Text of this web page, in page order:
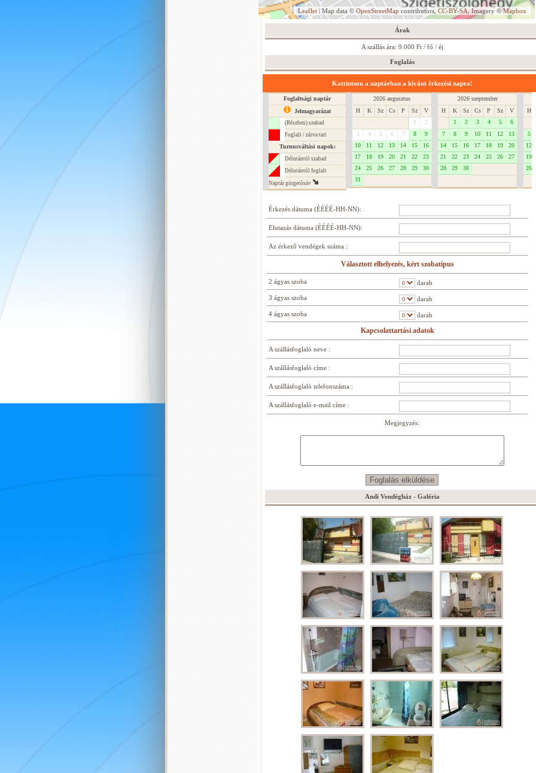
Leaflet | Map data © OpenStreetMap contributors, CC-BY-SA, Imagery ©Mapbox
Árak
A szállás ára: 9.000 Ft / fő / éj
Foglalás
Kattintson a naptárban a kívánt érkezési napra!
Foglaltsági naptár
Jelmagyarázat
(Részben) szabad
Foglalt / zárva tart
Turnusváltási napok:
Délutántól szabad
Délutántól foglalt
Naptár görgetôsáv
2026 augusztus
H
K Sz Cs P Sz
V
1
2
3
4 5 6 7 8
9
10
11 12 13 14 15
16
17
18 19 20 21 22
23
24
25 26 27 28 29
30
31
2026 szeptember
H
K Sz Cs P Sz
V
1
2 3 4 5
6
7
8 9 10 11 12
13
14
15 16 17 18 19
20
21
22 23 24 25 26
27
28
29 30
H
5
12
19
26
Érkezés dátuma (ÉÉÉÉ-HH-NN):
Elutazás dátuma (ÉÉÉÉ-HH-NN):
Az érkező vendégek száma :
Választott elhelyezés, kért szobatípus
2 ágyas szoba darab
3 ágyas szoba darab
4 ágyas szoba darab
Kapcsolattartási adatok
A szállásfoglaló neve :
A szállásfoglaló címe :
A szállásfoglaló telefonszáma :
A szállásfoglaló e-mail címe :
Megjegyzés:
Andi Vendégház - Galéria